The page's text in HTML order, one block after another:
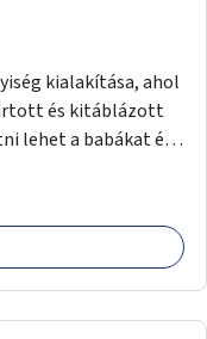
kialakítása, ahol
és kitáblázott
lehet a babákat és